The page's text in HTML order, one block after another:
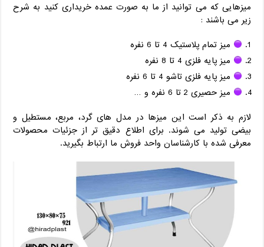
میزهایی که می توانید از ما به صورت عمده خریداری کنید به شرح
زیر می باشند :
میز تمام پلاستیک 4 تا 6 نفره
میز پایه فلزی 4 تا 8 نفره
میز پایه فلزی تاشو 4 تا 6 نفره
میز حصیری 2 تا 6 نفره و …
لازم به ذکر است این میزها در مدل های گرد، مربع، مستطیل و
بیضی تولید می شوند. برای اطلاع دقیق تر از جزئیات محصولات
معرفی شده با کارشناسان واحد فروش ما ارتباط بگیرید.